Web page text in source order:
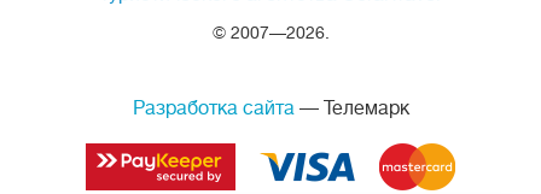
© 2007—2026.
Разработка сайта— Телемарк